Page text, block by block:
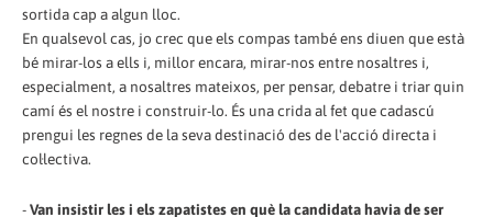
sortida cap a algun lloc.
En qualsevol cas, jo crec que els compas també ens diuen que està
bé mirar-los a ells i, millor encara, mirar-nos entre nosaltres i,
especialment, a nosaltres mateixos, per pensar, debatre i triar quin
camí és el nostre i construir-lo. És una crida al fet que cadascú
prengui les regnes de la seva destinació des de l'acció directa i
col·lectiva.
-Van insistir les i els zapatistes en què la candidata havia de ser